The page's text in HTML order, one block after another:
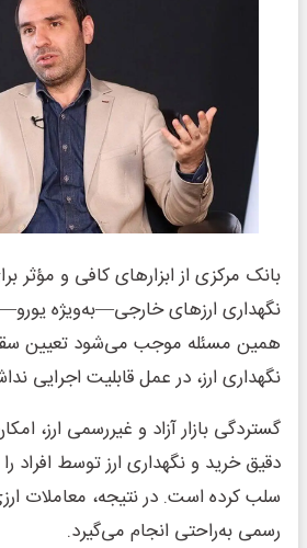
بانک مرکزی از ابزارهای کافی و مؤثر
نگهداری ارزهای خارجی—به‌ویژه
همین مسئله موجب می‌شود تعیین
نگهداری ارز، در عمل قابلیت اجرایی
گستردگی بازار آزاد و غیررسمی ارز،
دقیق خرید و نگهداری ارز توسط افراد
سلب کرده است. در نتیجه، معاملات
رسمی به‌راحتی انجام می‌گیرد.